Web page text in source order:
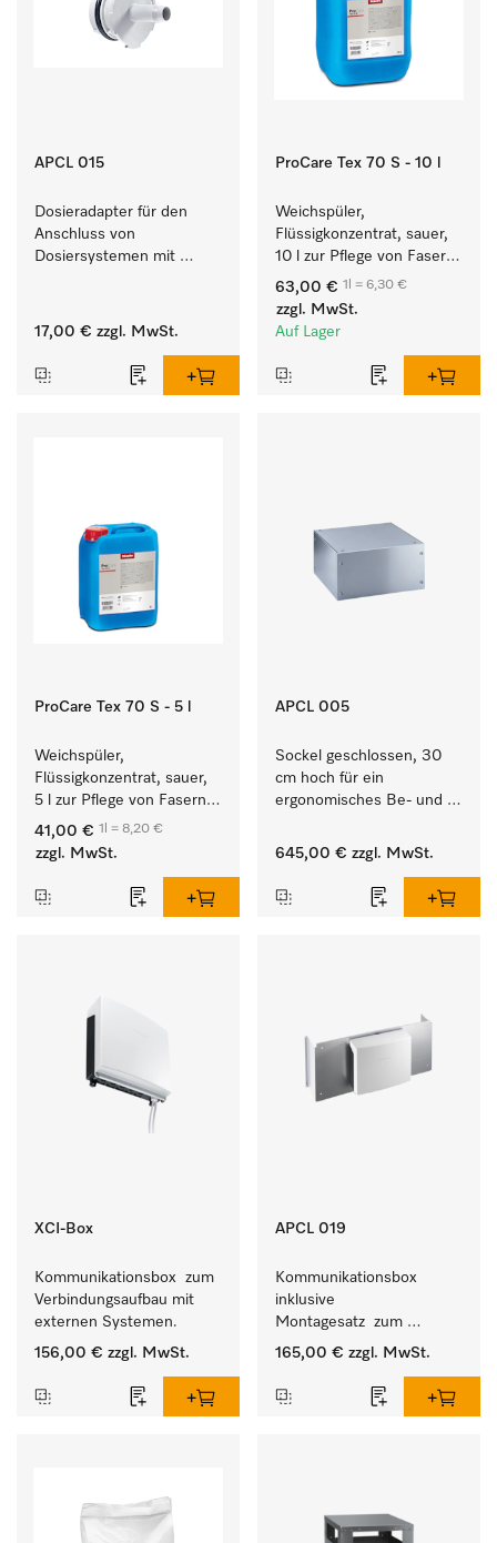
APCL 015
Dosieradapter für den
Anschluss von
Dosiersystemen mit
17,00 € zzgl. MwSt.
ProCare Tex 70 S - 10 l
Weichspüler,
Flüssigkonzentrat, sauer,
10 l zur Pflege von Fasern
für eine langfristige
Geschmeidigkeit der
Textilien.
63,00 € 1l = 6,30 €
zzgl. MwSt.
Auf Lager
ProCare Tex 70 S - 5 l
Weichspüler,
Flüssigkonzentrat, sauer,
5 l zur Pflege von Fasern
für eine langfristige
Geschmeidigkeit der
41,00 € 1l = 8,20 €
zzgl. MwSt.
APCL 005
Sockel geschlossen, 30
cm hoch für ein
ergonomisches Be- und
Waschmaschine und
645,00 € zzgl. MwSt.
XCI-Box
Kommunikationsbox  zum
Verbindungsaufbau mit
externen Systemen.
156,00 € zzgl. MwSt.
APCL 019
Kommunikationsbox
inklusive
Montagesatz  zum
Verbindungsaufbau von
mit externen Systemen.
165,00 € zzgl. MwSt.